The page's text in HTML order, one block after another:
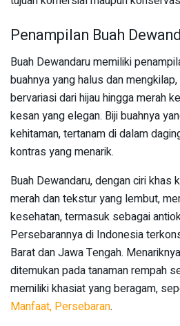
Penampilan Buah
Buah Dewandaru memiliki
buahnya yang halus dan
bervariasi dari hijau hingga merah
kesan yang elegan. Biji buahnya
kehitaman, tertanam di dalam
kontras yang menarik.
Buah Dewandaru, dengan ciri khas
merah dan tekstur yang lembut,
kesehatan, termasuk sebagai
Persebarannya di Indonesia
Barat dan Jawa Tengah.
ditemukan pada tanaman rempah
memiliki khasiat yang beragam,
Manfaat, Persebaran.